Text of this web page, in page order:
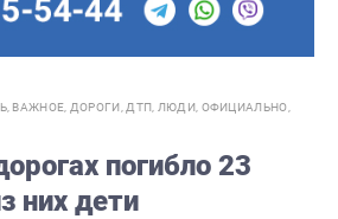
, ВАЖНОЕ ДОРОГИ ДТП ЛЮДИ, ОФИЦИАЛЬНО
погибло 23
них дети